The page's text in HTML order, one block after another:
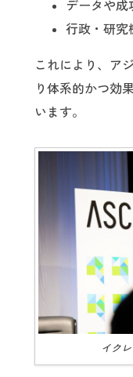
データや成
行政・研究
これにより、ア
り体系的かつ効
います。
イク